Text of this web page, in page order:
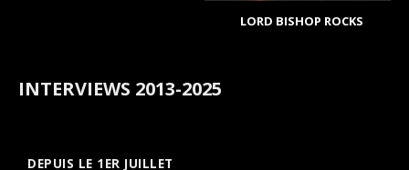
LORD BISHOP ROCKS
INTERVIEWS 2013-2025
DEPUIS LE 1ER JUILLET